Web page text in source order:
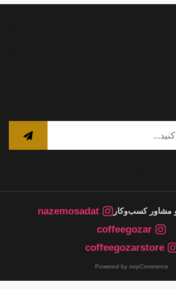
مشاور کسب‌وکار
nazemosadat
coffeegozar
coffeegozarstore
Powered by nopCommerce